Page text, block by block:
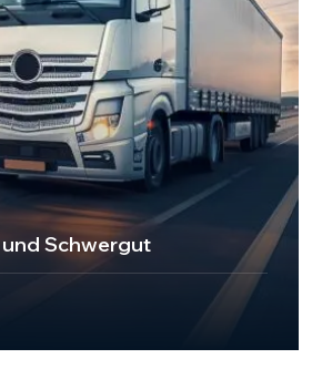
Schwergut
bietet mit seinen auf Projekt- und
Anforderungen. Mit der für Ihre